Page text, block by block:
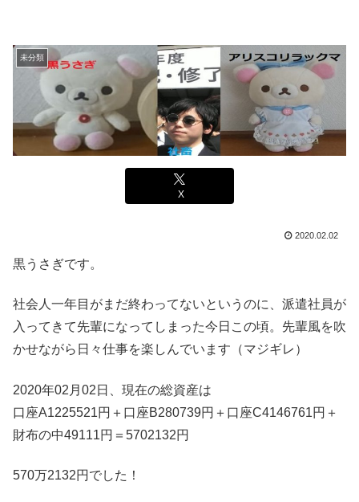
未分類
X
2020.02.02
黒うさぎです。
社会人一年目がまだ終わってないというのに、派遣社員が
入ってきて先輩になってしまった今日この頃。先輩風を吹
かせながら日々仕事を楽しんでいます（マジギレ）
2020年02月02日、現在の総資産は
口座A1225521円＋口座B280739円＋口座C4146761円＋
財布の中49111円＝5702132円
570万2132円でした！